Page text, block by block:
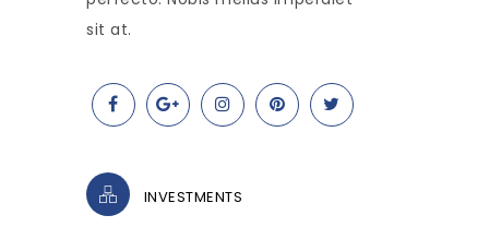
sit at.
INVESTMENTS